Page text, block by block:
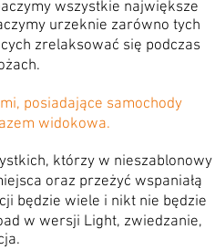
wszystkie największe
urzeknie zarówno tych
zrelaksować się podczas
posiadające samochody
widokowa.
którzy w nieszablonowy
oraz przeżyć wspaniałą
będzie wiele i nikt nie będzie
w wersji Light, zwiedzanie,